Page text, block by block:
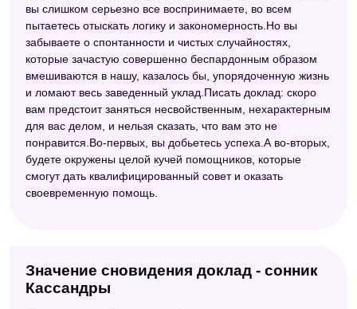
вы слишком серьезно все воспринимаете, во всем
пытаетесь отыскать логику и закономерность.Но вы
забываете о спонтанности и чистых случайностях,
которые зачастую совершенно беспардонным образом
вмешиваются в нашу, казалось бы, упорядоченную жизнь
и ломают весь заведенный уклад.Писать доклад: скоро
вам предстоит заняться несвойственным, нехарактерным
для вас делом, и нельзя сказать, что вам это не
понравится.Во-первых, вы добьетесь успеха.А во-вторых,
будете окружены целой кучей помощников, которые
смогут дать квалифицированный совет и оказать
своевременную помощь.
Значение сновидения доклад - сонник
Кассандры